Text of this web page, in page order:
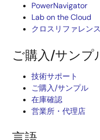
PowerNavigator
Lab on the Cloud
クロスリファレンス
ご購入/サンプ
技術サポート
ご購入/サンプル
在庫確認
営業所・代理店